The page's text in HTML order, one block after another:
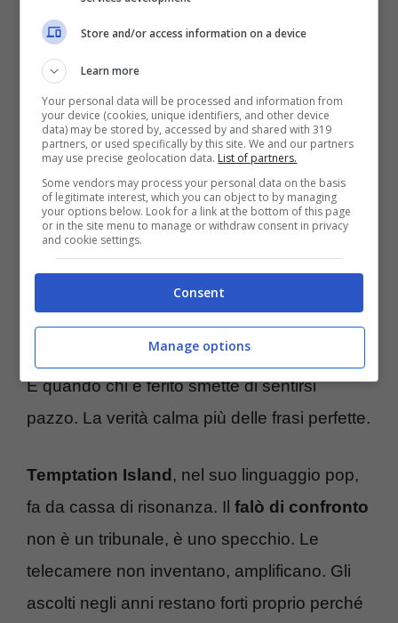
e contesto. Non per punizione, per
trasparenza. Chi ha subito ha diritto a tempi,
spazi, confini nuovi. Zero pressioni sul
“perdonare subito”. Si ridefiniscono regole
minime: telefoni aperti per un periodo,
geografie degli orari, contatti tagliati senza
eccezioni.
Gli studi sutradimentoe riparazione
concordano su un punto: la riconciliazione
comportamenti coerenti per mesi, non giorni.
E quando chi è ferito smette di sentirsi
pazzo. La verità calma più delle frasi perfette.
Temptation Island , nel suo linguaggio pop,
fa da cassa di risonanza. Il falò di confronto
non è un tribunale, è uno specchio. Le
telecamere non inventano, amplificano. Gli
ascolti negli anni restano forti proprio perché
Store and/or access information on a device
Learn more
Your personal data will be processed and information from
your device (cookies, unique identifiers, and other device
data) may be stored by, accessed by and shared with 319
partners, or used specifically by this site. We and our partners
may use precise geolocation data. List of partners.
Some vendors may process your personal data on the basis
of legitimate interest, which you can object to by managing
your options below. Look for a link at the bottom of this page
or in the site menu to manage or withdraw consent in privacy
and cookie settings.
Consent
Manage options